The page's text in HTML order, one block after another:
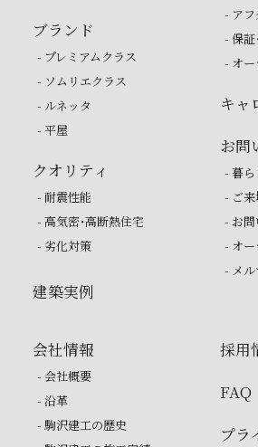
ブランド
- プレミアムクラス
- ソムリエクラス
- ルネッタ
- 平屋
クオリティ
- 耐震性能
- 高気密・高断熱住宅
- 劣化対策
建築実例
- アフ
- 保証
- オー
キャ
お問
- 暮ら
- ご来
- お問
- オー
- メ
会社情報
- 会社概要
- 沿革
- 駒沢建工の歴史
採用
FAQ
プラ